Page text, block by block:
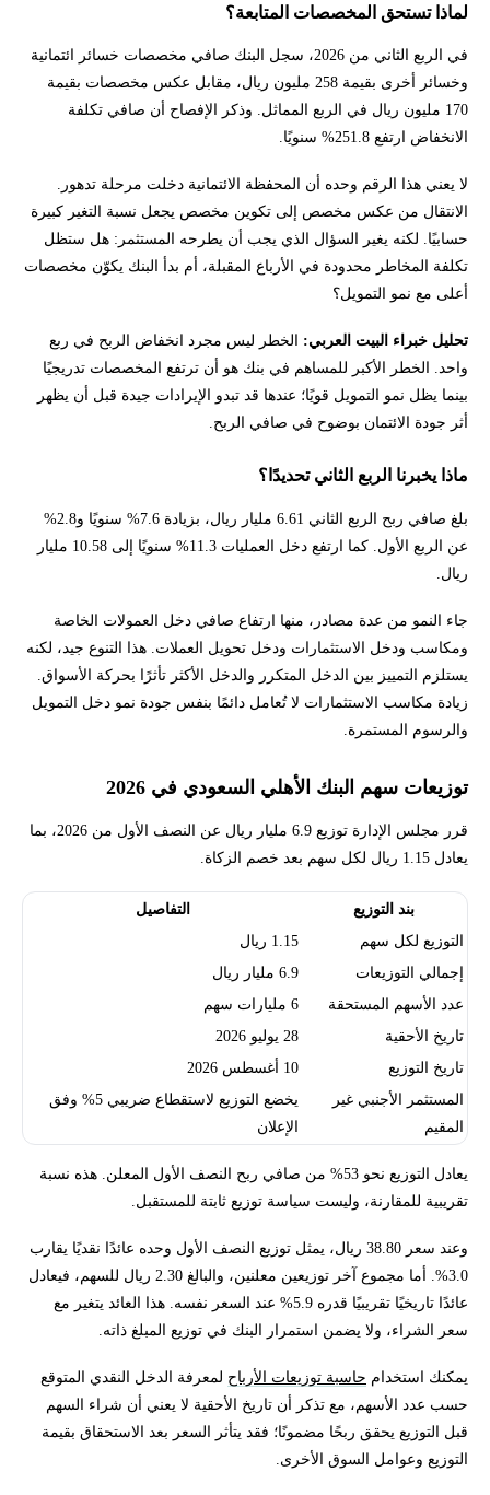
لماذا تستحق المخصصات المتابعة؟
في الربع الثاني من 2026، سجل البنك صافي مخصصات خسائر ائتمانية
وخسائر أخرى بقيمة 258 مليون ريال، مقابل عكس مخصصات بقيمة
170 مليون ريال في الربع المماثل. وذكر الإفصاح أن صافي تكلفة
الانخفاض ارتفع 251.8% سنويًا.
لا يعني هذا الرقم وحده أن المحفظة الائتمانية دخلت مرحلة تدهور.
الانتقال من عكس مخصص إلى تكوين مخصص يجعل نسبة التغير كبيرة
حسابيًا. لكنه يغير السؤال الذي يجب أن يطرحه المستثمر: هل ستظل
تكلفة المخاطر محدودة في الأرباع المقبلة، أم بدأ البنك يكوّن مخصصات
أعلى مع نمو التمويل؟
تحليل خبراء البيت العربي: الخطر ليس مجرد انخفاض الربح في ربع
واحد. الخطر الأكبر للمساهم في بنك هو أن ترتفع المخصصات تدريجيًا
بينما يظل نمو التمويل قويًا؛ عندها قد تبدو الإيرادات جيدة قبل أن يظهر
أثر جودة الائتمان بوضوح في صافي الربح.
ماذا يخبرنا الربع الثاني تحديدًا؟
بلغ صافي ربح الربع الثاني 6.61 مليار ريال، بزيادة 7.6% سنويًا و2.8%
عن الربع الأول. كما ارتفع دخل العمليات 11.3% سنويًا إلى 10.58 مليار
ريال.
جاء النمو من عدة مصادر، منها ارتفاع صافي دخل العمولات الخاصة
ومكاسب ودخل الاستثمارات ودخل تحويل العملات. هذا التنوع جيد، لكنه
يستلزم التمييز بين الدخل المتكرر والدخل الأكثر تأثرًا بحركة الأسواق.
زيادة مكاسب الاستثمارات لا تُعامل دائمًا بنفس جودة نمو دخل التمويل
والرسوم المستمرة.
توزيعات سهم البنك الأهلي السعودي في 2026
قرر مجلس الإدارة توزيع 6.9 مليار ريال عن النصف الأول من 2026، بما
يعادل 1.15 ريال لكل سهم بعد خصم الزكاة.
بند التوزيع
التفاصيل
التوزيع لكل سهم
1.15 ريال
إجمالي التوزيعات
6.9 مليار ريال
عدد الأسهم المستحقة
6 مليارات سهم
تاريخ الأحقية
28 يوليو 2026
تاريخ التوزيع
10 أغسطس 2026
المستثمر الأجنبي غير
المقيم
يخضع التوزيع لاستقطاع ضريبي 5% وفق
الإعلان
يعادل التوزيع نحو 53% من صافي ربح النصف الأول المعلن. هذه نسبة
تقريبية للمقارنة، وليست سياسة توزيع ثابتة للمستقبل.
وعند سعر 38.80 ريال، يمثل توزيع النصف الأول وحده عائدًا نقديًا يقارب
3.0%. أما مجموع آخر توزيعين معلنين، والبالغ 2.30 ريال للسهم، فيعادل
عائدًا تاريخيًا تقريبيًا قدره 5.9% عند السعر نفسه. هذا العائد يتغير مع
سعر الشراء، ولا يضمن استمرار البنك في توزيع المبلغ ذاته.
يمكنك استخدام حاسبة توزيعات الأرباح لمعرفة الدخل النقدي المتوقع
حسب عدد الأسهم، مع تذكر أن تاريخ الأحقية لا يعني أن شراء السهم
قبل التوزيع يحقق ربحًا مضمونًا؛ فقد يتأثر السعر بعد الاستحقاق بقيمة
التوزيع وعوامل السوق الأخرى.